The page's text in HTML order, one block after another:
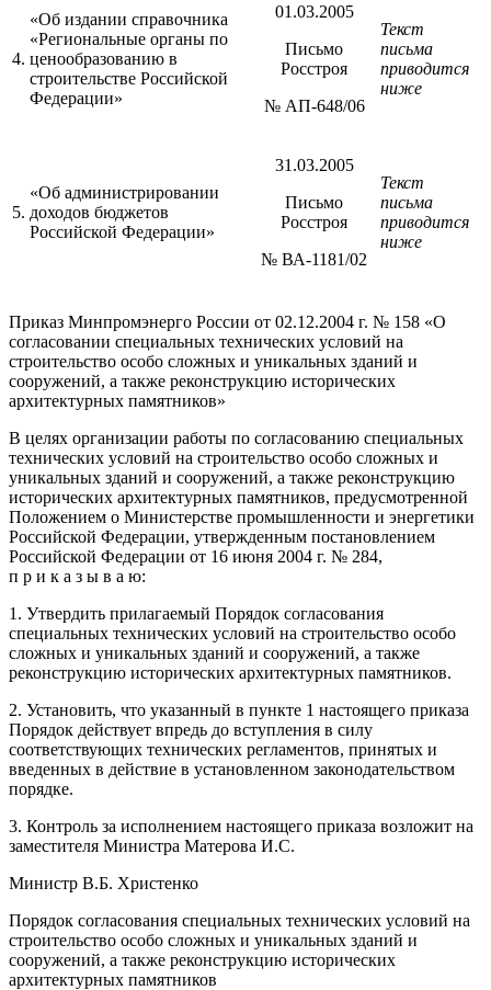
4.
«Об издании справочника
«Региональные органы по
ценообразованию в
строительстве Российской
Федерации»
01.03.2005
Письмо
Росстроя
№ АП-648/06
Текст
письма
приводится
ниже
5.
«Об администрировании
доходов бюджетов
Российской Федерации»
31.03.2005
Письмо
Росстроя
№ ВА-1181/02
Текст
письма
приводится
ниже
Приказ Минпромэнерго России от 02.12.2004 г. № 158 «О
согласовании специальных технических условий на
строительство особо сложных и уникальных зданий и
сооружений, а также реконструкцию исторических
архитектурных памятников»
В целях организации работы по согласованию специальных
технических условий на строительство особо сложных и
уникальных зданий и сооружений, а также реконструкцию
исторических архитектурных памятников, предусмотренной
Положением о Министерстве промышленности и энергетики
Российской Федерации, утвержденным постановлением
Российской Федерации от 16 июня 2004 г. № 284,
п р и к а з ы в а ю:
1. Утвердить прилагаемый Порядок согласования
специальных технических условий на строительство особо
сложных и уникальных зданий и сооружений, а также
реконструкцию исторических архитектурных памятников.
2. Установить, что указанный в пункте 1 настоящего приказа
Порядок действует впредь до вступления в силу
соответствующих технических регламентов, принятых и
введенных в действие в установленном законодательством
порядке.
3. Контроль за исполнением настоящего приказа возложит на
заместителя Министра Матерова И.С.
Министр В.Б. Христенко
Порядок согласования специальных технических условий на
строительство особо сложных и уникальных зданий и
сооружений, а также реконструкцию исторических
архитектурных памятников